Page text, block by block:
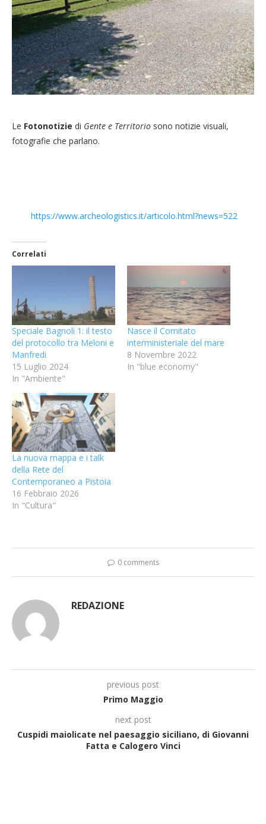
Le Fotonotizie di Gente e Territorio sono notizie visuali,
fotografie che parlano.
https://www.archeologistics.it/articolo.html?news=522
Correlati
Speciale Bagnoli 1: il testo
del protocollo tra Meloni e
Manfredi
15 Luglio 2024
In "Ambiente"
Nasce il Comitato
interministeriale del mare
8 Novembre 2022
In "blue economy"
La nuova mappa e i talk
della Rete del
Contemporaneo a Pistoia
16 Febbraio 2026
In "Cultura"
0 comments
REDAZIONE
previous post
Primo Maggio
next post
Cuspidi maiolicate nel paesaggio siciliano, di Giovanni
Fatta e Calogero Vinci